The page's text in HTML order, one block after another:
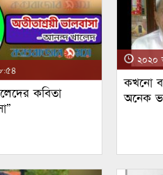
কবিতা
২০২০
কখনো
অনেক